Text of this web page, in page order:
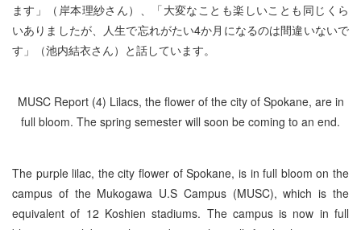
ます」（岸本理紗さん）、「大変なことも楽しいことも同じくら
いありましたが、人生で忘れがたい4か月になるのは間違いないで
す」（池内結衣さん）と話しています。
MUSC Report (4) Lilacs, the flower of the city of Spokane, are in
full bloom. The spring semester will soon be coming to an end.
The purple lilac, the city flower of Spokane, is in full bloom on the
campus of the Mukogawa U.S Campus (MUSC), which is the
equivalent of 12 Koshien stadiums. The campus is now in full